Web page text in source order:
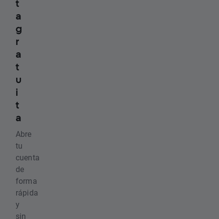
t
a
g
r
a
t
u
i
t
a
Abre
tu
cuenta
de
forma
rápida
y
sin